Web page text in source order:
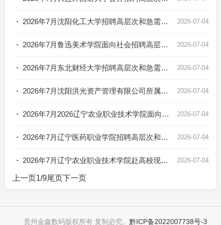
· 2026年7月沈阳化工大学招聘高层次和急需紧缺人才公告 2026-07-04
· 2026年7月鲁迅美术学院面向社会招聘高层次人才公告 2026-07-04
· 2026年7月东北财经大学招聘高层次和急需紧缺人才公告 2026-07-04
· 2026年7月沈阳洪光资产管理有限公司所属企业招聘工作人员公告 2026-07-04
· 2026年7月2026辽宁农业职业技术学院面向社会招聘工作人员公告 2026-07-04
· 2026年7月辽宁医药职业学院招聘高层次和急需紧缺人才公告 2026-07-04
· 2026年7月辽宁农业职业技术学院赴高校现场招聘工作人员公告 2026-07-04
上一页1/9尾页下一页
贵州金鑫数码版权所有 复制必究。 黔ICP备2022007738号-3